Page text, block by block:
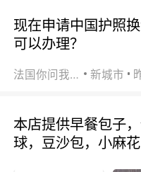
现在申请中国护照
可以办理？
法国你问我答 新城市
本店提供早餐包子
球，豆沙包，小麻